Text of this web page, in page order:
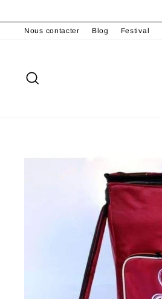
contenuNous contacter Blog Festival